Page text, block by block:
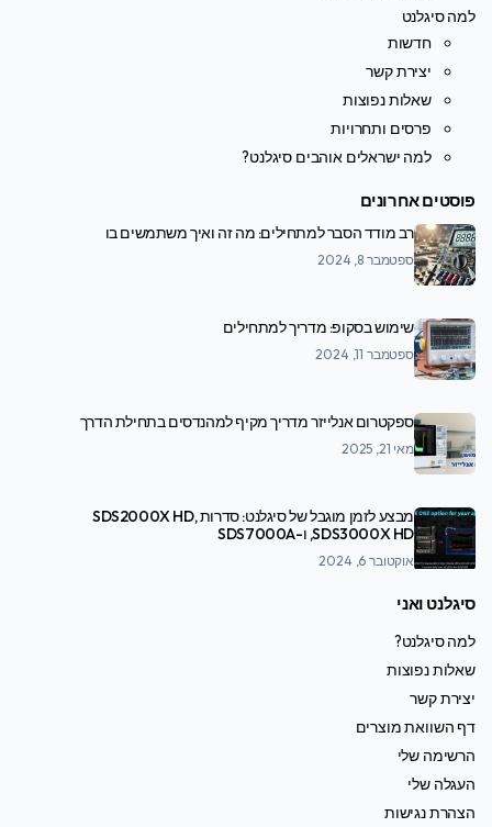
למה סיגלנט
חדשות
יצירת קשר
שאלות נפוצות
פרסים ותחרויות
למה ישראלים אוהבים סיגלנט?
פוסטים אחרונים
רב מודד הסבר למתחילים: מה זה ואיך משתמשים בו
ספטמבר 8, 2024
שימוש בסקופ: מדריך למתחילים
ספטמבר 11, 2024
ספקטרום אנלייזר מדריך מקיף למהנדסים בתחילת הדרך
מאי 21, 2025
מבצע לזמן מוגבל של סיגלנט: סדרות SDS2000X HD,
SDS3000X HD, ו-SDS7000A
אוקטובר 6, 2024
סיגלנט ואני
למה סיגלנט?
שאלות נפוצות
יצירת קשר
דף השוואת מוצרים
הרשימה שלי
העגלה שלי
הצהרת נגישות